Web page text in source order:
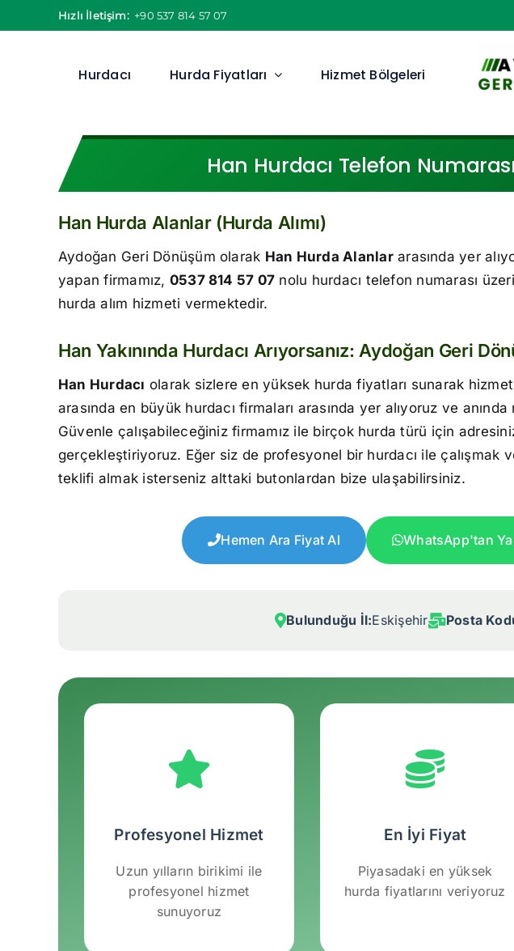
to
Hızlı İletişim: +90 537 814 57 07
Hurdacı Hurda Fiyatları Hizmet Bölgeleri
Han Hurdacı Telefon
Han Hurda Alanlar (Hurda Alımı)
Aydoğan Geri Dönüşüm olarak Han Hurda Alanlararasında yer
yapan firmamız, 0537 814 57 07 nolu hurdacı telefon numarası
hurda alım hizmeti vermektedir.
Han Yakınında Hurdacı Arıyorsanız: Aydoğan Geri
Han Hurdacı olarak sizlere en yüksek hurda fiyatları sunarak
arasında en büyük hurdacı firmaları arasında yer alıyoruz ve
Güvenle çalışabileceğiniz firmamız ile birçok hurda türü için
gerçekleştiriyoruz. Eğer siz de profesyonel bir hurdacı ile çalışmak
teklifi almak isterseniz alttaki butonlardan bize ulaşabilirsiniz.
Hemen Ara Fiyat Al WhatsApp'tan
Bulunduğu İl:Eskişehir Posta
Profesyonel Hizmet
Uzun yılların birikimi ile
profesyonel hizmet
sunuyoruz
En İyi Fiyat
Piyasadaki en yüksek
hurda fiyatlarını veriyoruz